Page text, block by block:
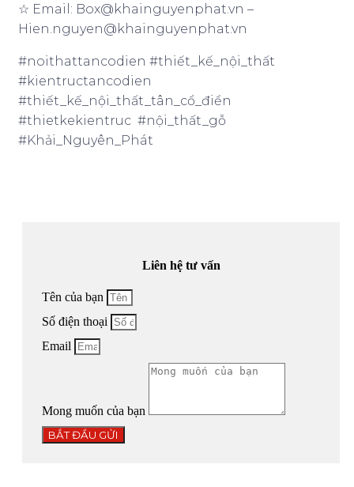
☆ Email: Box@khainguyenphat.vn –
Hien.nguyen@khainguyenphat.vn
#noithattancodien #thiết_kế_nội_thất
#kientructancodien
#thiết_kế_nội_thất_tân_cổ_điển
#thietkekientruc #nội_thất_gỗ
#Khải_Nguyên_Phát
Liên hệ tư vấn
Tên của bạn
Số điện thoại
Email
Mong muốn của bạn
BẮT ĐẦU GỬI